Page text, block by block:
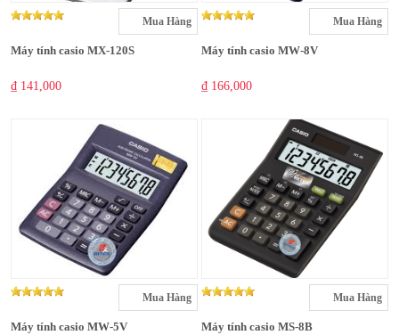
Mua Hàng
Máy tính casio MX-120S
₫ 141,000
Mua Hàng
Máy tính casio MW-8V
₫ 166,000
Mua Hàng
Máy tính casio MW-5V
Mua Hàng
Máy tính casio MS-8B